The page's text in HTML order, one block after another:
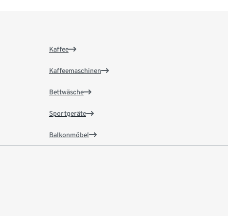
Kaffee
Kaffeemaschinen
Bettwäsche
Sportgeräte
Balkonmöbel